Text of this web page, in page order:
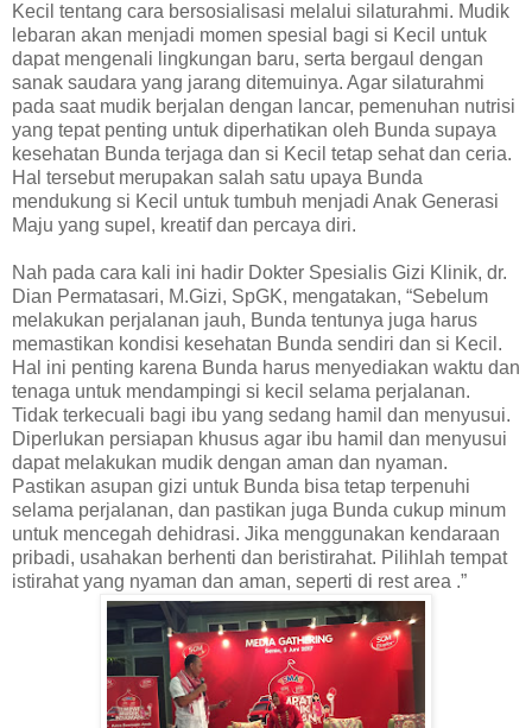
Kecil tentang cara bersosialisasi melalui silaturahmi. Mudik
lebaran akan menjadi momen spesial bagi si Kecil untuk
dapat mengenali lingkungan baru, serta bergaul dengan
sanak saudara yang jarang ditemuinya. Agar silaturahmi
pada saat mudik berjalan dengan lancar, pemenuhan nutrisi
yang tepat penting untuk diperhatikan oleh Bunda supaya
kesehatan Bunda terjaga dan si Kecil tetap sehat dan ceria.
Hal tersebut merupakan salah satu upaya Bunda
mendukung si Kecil untuk tumbuh menjadi Anak Generasi
Maju yang supel, kreatif dan percaya diri.
Nah pada cara kali ini hadir Dokter Spesialis Gizi Klinik, dr.
Dian Permatasari, M.Gizi, SpGK, mengatakan, “Sebelum
melakukan perjalanan jauh, Bunda tentunya juga harus
memastikan kondisi kesehatan Bunda sendiri dan si Kecil.
Hal ini penting karena Bunda harus menyediakan waktu dan
tenaga untuk mendampingi si kecil selama perjalanan.
Tidak terkecuali bagi ibu yang sedang hamil dan menyusui.
Diperlukan persiapan khusus agar ibu hamil dan menyusui
dapat melakukan mudik dengan aman dan nyaman.
Pastikan asupan gizi untuk Bunda bisa tetap terpenuhi
selama perjalanan, dan pastikan juga Bunda cukup minum
untuk mencegah dehidrasi. Jika menggunakan kendaraan
pribadi, usahakan berhenti dan beristirahat. Pilihlah tempat
istirahat yang nyaman dan aman, seperti di rest area .”